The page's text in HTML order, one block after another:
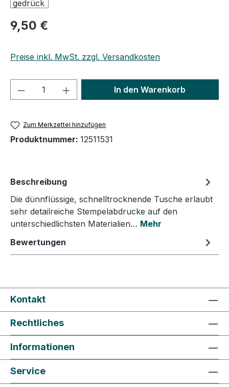
9,50 €
Preise inkl. MwSt. zzgl. Versandkosten
Produkt Anzahl: Gib denIn den Warenkorb
Zum Merkzettel hinzufügen
Produktnummer: 12511531
Beschreibung
Die dünnflüssige, schnelltrocknende Tusche erlaubt
sehr detailreiche Stempelabdrucke auf den
unterschiedlichsten Materialien… Mehr
Bewertungen
Kontakt
Rechtliches
Informationen
Service